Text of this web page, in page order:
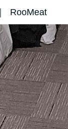
RooMeat